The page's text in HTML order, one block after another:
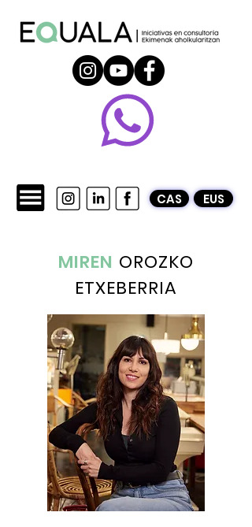
LGTBI+ PLANAK
CAS EUS
MIREN OROZKO
ETXEBERRIA